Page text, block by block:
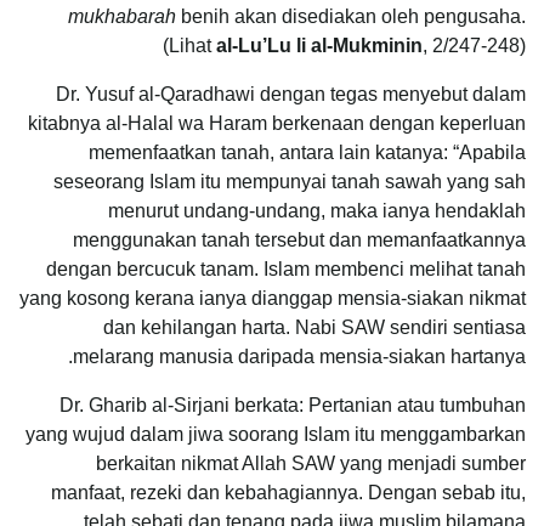
mukhabarah benih akan disediakan oleh pengusaha.
(Lihatal-Lu’Lu li al-Mukminin, 2/247-248)
Dr. Yusuf al-Qaradhawi dengan tegas menyebut dalam
kitabnya al-Halal wa Haram berkenaan dengan keperluan
memenfaatkan tanah, antara lain katanya: “Apabila
seseorang Islam itu mempunyai tanah sawah yang sah
menurut undang-undang, maka ianya hendaklah
menggunakan tanah tersebut dan memanfaatkannya
dengan bercucuk tanam. Islam membenci melihat tanah
yang kosong kerana ianya dianggap mensia-siakan nikmat
dan kehilangan harta. Nabi SAW sendiri sentiasa
melarang manusia daripada mensia-siakan hartanya.
Dr. Gharib al-Sirjani berkata: Pertanian atau tumbuhan
yang wujud dalam jiwa soorang Islam itu menggambarkan
berkaitan nikmat Allah SAW yang menjadi sumber
manfaat, rezeki dan kebahagiannya. Dengan sebab itu,
telah sebati dan tenang pada jiwa muslim bilamana